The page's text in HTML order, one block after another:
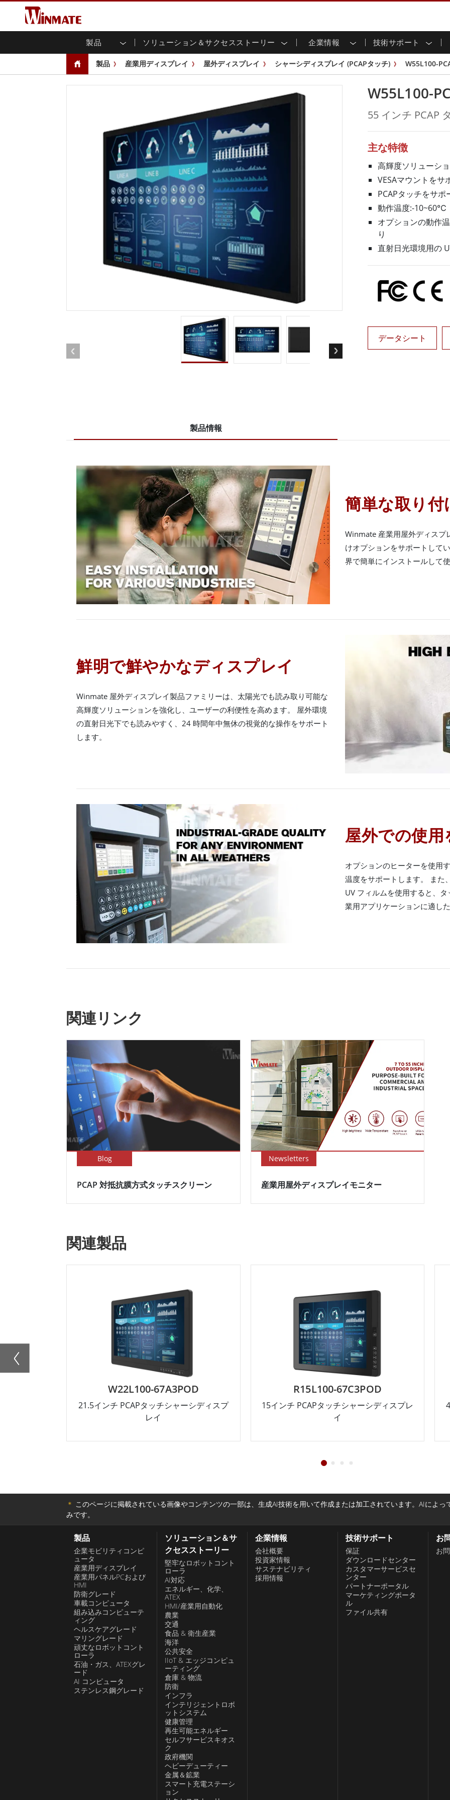
製品 ソリューション＆サクセスストーリー 企業情報 技術サポート
企業モビリティコンピュータ
頑丈なノートパソコン
堅牢タブレットコントローラー
Android堅牢タブレット
超堅牢タブレット
エッジAIモビリティ
産業用ディスプレイ
マルチタッチ (P-
シャーシ
パネルマウント
フロントIP65
PoEタッチ
USB Type-C
ステンレスシリー
ズ
屋外ディスプレイ
G-WINシリーズ /
IP67
リアマウント
産業用パネルPCおよび
HMI (P-CAPタッチ)
産業用パネルPC (P-CAPタッチ)
産業用パネルPC (抵抗膜方式)
ステンレスシリーズ
G-WINシリーズ / IP67設計
ATEXグレード
バータイプパネルPC
車載コンピュータ
Windows 車載コンピュータ
Android 車載コンピュータ
車載用タブレット
組み込みコンピューティング
ボックスPC / 防水頑丈なPC IP65
IoTゲートウェイ
ラジオゲートウェイ
ヘルスケアグレード
ヘルスケア堅牢タブレット
ヘルスケアパネルPC
ヘルスケアディスプレイ
頑丈なロボットコントローラ
エッジAIモビリティ
石油・ガス、ATEXグレード
ATEXグレード堅牢タブレット
ATEX認定 堅牢型ハンドヘルドコンピュ
ータ
ATEX グレード パネル PC
More
AI コンピュータ
エッジ AI モビリティ
エッジ AIパネルPC
エッジ AI コンピューティング
堅牢なロボットコントローラ AI対応 エネルギー、化学、ATEX
農業
交通 食品 & 衛生産業
IIoT & エッジコンピューティン 倉庫 & 物流
インフラ
再生可能エネルギー
ヘビーデューティー
金属＆鉱業 スマート充電ステーション
会社概要 投資家情報 サステナビリティ
保証 ダウンロードセンター カスタマーサービスセン
マーケティングポータル
ファイル共有
新製品情報 ニュースレター 製品仕様変更のお知らせ
展示会・イベント
Youtubeチャンネル バーチャル展示会
製品 産業用ディスプレイ 屋外ディスプレイ シャーシディスプレイ (PCAPタッチ) W55L100-
W55L100-
55 インチ PCAP
主な特徴
高輝度ソリューシ
VESAマウントをサ
PCAPタッチをサポ
動作温度:-10~60℃
オプションの動作
り
直射日光環境用の
データシート
製品情報
簡単な取り付
Winmate 産業用屋外ディスプ
けオプションをサポートして
界で簡単にインストールして
鮮明で鮮やかなディスプレイ
Winmate 屋外ディスプレイ製品ファミリーは、太陽光でも読み取り可能な
高輝度ソリューションを強化し、ユーザーの利便性を高めます。 屋外環境
の直射日光下でも読みやすく、24 時間年中無休の視覚的な操作をサポート
します。
屋外での使
オプションのヒーターを使用
温度をサポートします。 また
UV フィルムを使用すると、
業用アプリケーションに適し
関連リンク
Blog
PCAP 対抵抗膜方式タッチスクリーン
Newsletters
産業用屋外ディスプレイモニター
関連製品
W22L100-67A3POD
21.5インチ PCAPタッチシャーシディスプ
レイ
R15L100-67C3POD
15インチ PCAPタッチシャーシディスプレ
イ
＊ このページに掲載されている画像やコンテンツの一部は、生成AI技術を用いて作成または加工されています。AIによ
みです。
製品
企業モビリティコンピ
ュータ
産業用ディスプレイ
産業用パネルPCおよび
HMI
防衛グレード
車載コンピュータ
組み込みコンピューテ
ィング
ヘルスケアグレード
マリングレード
頑丈なロボットコント
ローラ
石油・ガス、ATEXグレ
ード
AI コンピュータ
ステンレス鋼グレード
ソリューション＆サ
クセスストーリー
堅牢なロボットコント
ローラ
AI対応
エネルギー、化学、
ATEX
HMI/産業用自動化
農業
交通
食品 & 衛生産業
海洋
公共安全
IIoT & エッジコンピュ
ーティング
倉庫 & 物流
防衛
インフラ
インテリジェントロボ
ットシステム
健康管理
再生可能エネルギー
セルフサービスキオス
ク
政府機関
ヘビーデューティー
金属＆鉱業
スマート充電ステーシ
ョン
企業情報
会社概要
投資家情報
サステナビリティ
採用情報
技術サポート
保証
ダウンロードセンター
カスタマーサービスセ
ンター
パートナーポータル
マーケティングポータ
ル
ファイル共有
お
お